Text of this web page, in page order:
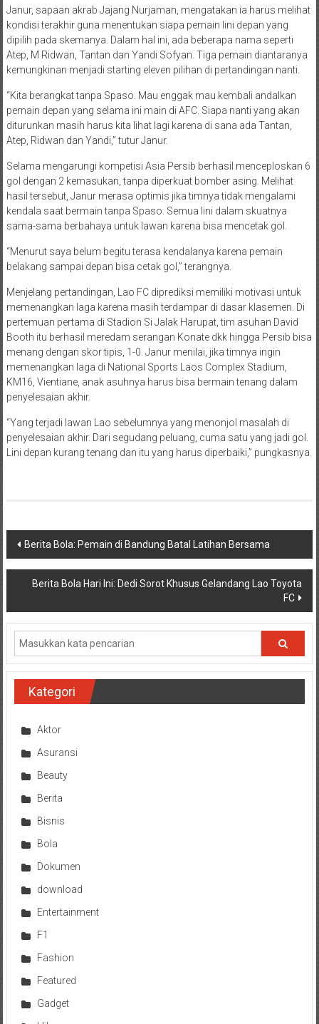
Janur, sapaan akrab Jajang Nurjaman, mengatakan ia harus melihat
kondisi terakhir guna menentukan siapa pemain lini depan yang
dipilih pada skemanya. Dalam hal ini, ada beberapa nama seperti
Atep, M Ridwan, Tantan dan Yandi Sofyan. Tiga pemain diantaranya
kemungkinan menjadi starting eleven pilihan di pertandingan nanti.
“Kita berangkat tanpa Spaso. Mau enggak mau kembali andalkan
pemain depan yang selama ini main di AFC. Siapa nanti yang akan
diturunkan masih harus kita lihat lagi karena di sana ada Tantan,
Atep, Ridwan dan Yandi,” tutur Janur.
Selama mengarungi kompetisi Asia Persib berhasil menceploskan 6
gol dengan 2 kemasukan, tanpa diperkuat bomber asing. Melihat
hasil tersebut, Janur merasa optimis jika timnya tidak mengalami
kendala saat bermain tanpa Spaso. Semua lini dalam skuatnya
sama-sama berbahaya untuk lawan karena bisa mencetak gol.
“Menurut saya belum begitu terasa kendalanya karena pemain
belakang sampai depan bisa cetak gol,” terangnya.
Menjelang pertandingan, Lao FC diprediksi memiliki motivasi untuk
memenangkan laga karena masih terdampar di dasar klasemen. Di
pertemuan pertama di Stadion Si Jalak Harupat, tim asuhan David
Booth itu berhasil meredam serangan Konate dkk hingga Persib bisa
menang dengan skor tipis, 1-0. Janur menilai, jika timnya ingin
memenangkan laga di National Sports Laos Complex Stadium,
KM16, Vientiane, anak asuhnya harus bisa bermain tenang dalam
penyelesaian akhir.
“Yang terjadi lawan Lao sebelumnya yang menonjol masalah di
penyelesaian akhir. Dari segudang peluang, cuma satu yang jadi gol.
Lini depan kurang tenang dan itu yang harus diperbaiki,” pungkasnya.
Navigasi
pos
Berita Bola: Pemain di Bandung Batal Latihan Bersama
Berita Bola Hari Ini: Dedi Sorot Khusus Gelandang Lao Toyota
FC
Kategori
Aktor
Asuransi
Beauty
Berita
Bisnis
Bola
Dokumen
download
Entertainment
F1
Fashion
Featured
Gadget